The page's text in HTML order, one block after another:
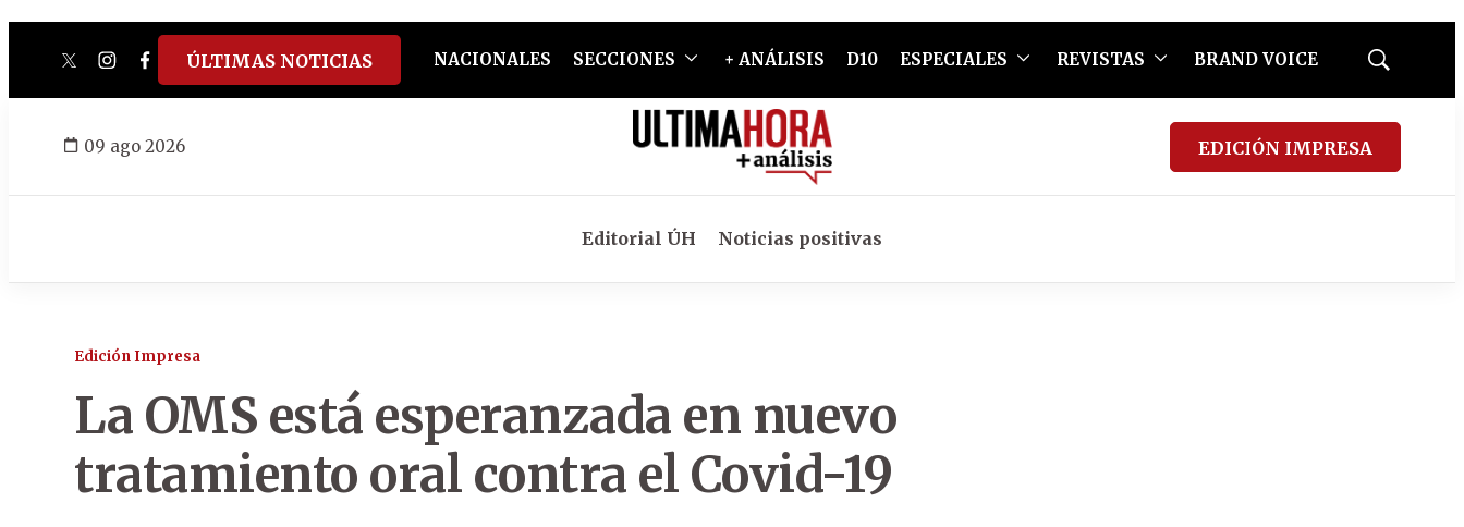
twitterinstagram
facebook
tiktokyoutube
spotify
ÚLTIMAS NOTICIAS NACIONALES SECCIONES + ANÁLISIS D10 ESPECIALES REVISTAS BRAND VOICE
Mostrar
09 ago 2026 EDICIÓN IMPRESA
Editorial ÚH Noticias positivas
Edición Impresa
La OMS está esperanzada en nuevo
tratamiento oral contra el Covid-19